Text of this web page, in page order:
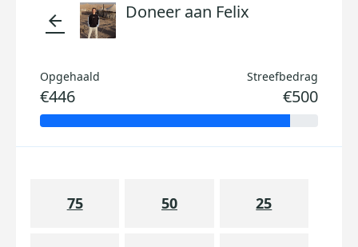
arrow_back Doneer aan Felix
Opgehaald
€446
Streefbedrag
€500
75 50 25